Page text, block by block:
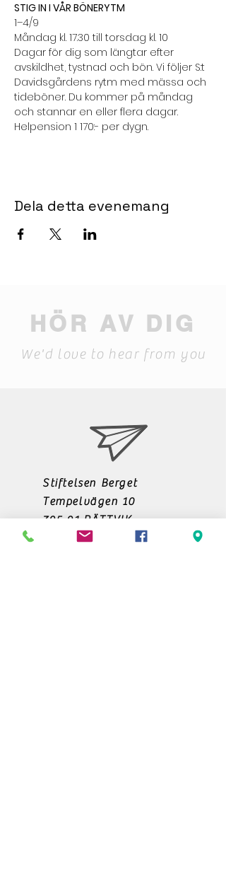
STIG IN I VÅR BÖNERYTM
1–4/9
Måndag kl. 17.30 till torsdag kl. 10
Dagar för dig som längtar efter
avskildhet, tystnad och bön. Vi följer S:t
Davidsgårdens rytm med mässa och
tideböner. Du kommer på måndag
och stannar en eller flera dagar.
Helpension 1 170:- per dygn.
Dela detta evenemang
HÖR AV DIG
We'd love to hear from you
Stiftelsen Berget
Tempelvägen 10
795 91 RÄTTVIK
0248-797170